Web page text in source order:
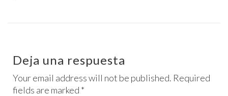
Deja una respuesta
Your email address will not be published. Required
fields are marked *